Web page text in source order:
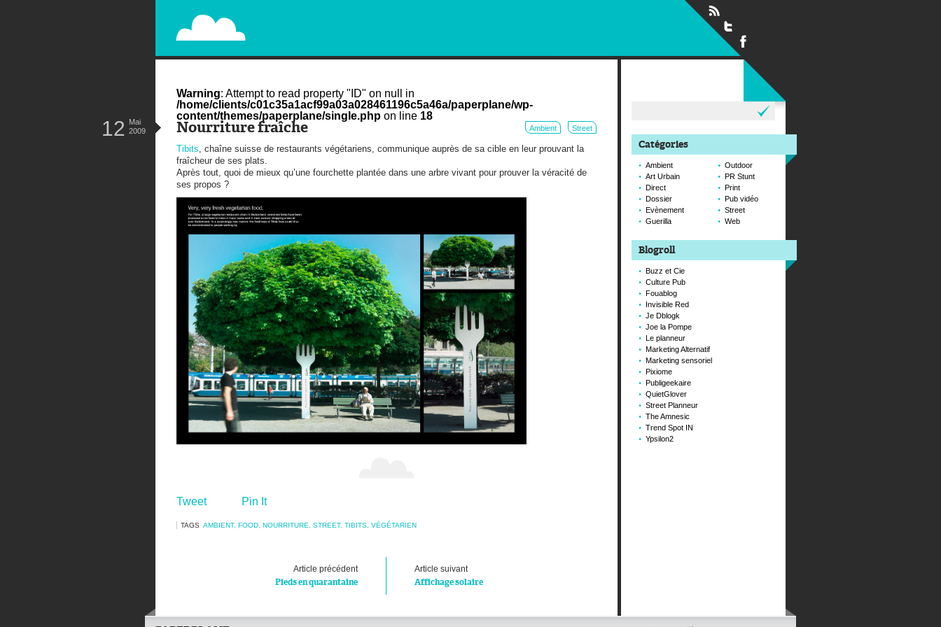
PAPERPLANE
STREET, AMBIENT, GUÉRILLA MARKETING AND OUT OF HOME
Warning: Attempt to read property "ID" on null in
/home/clients/c01c35a1acf99a03a028461196c5a46a/paperplane/wp-
content/themes/paperplane/single.php on line 18
Nourriture fraîche Ambient Street
12 Mai
2009
Tibits , chaîne suisse de restaurants végétariens, communique auprès de sa cible en leur prouvant la
fraîcheur de ses plats.
Après tout, quoi de mieux qu’une fourchette plantée dans une arbre vivant pour prouver la véracité de
ses propos ?
Tweet Pin It
TAGS AMBIENT, FOOD NOURRITURE STREET, TIBITS VÉGÉTARIEN
Article précédent
Pieds en quarantaine
Article suivant
Affichage solaire
Catégories
Ambient
Art Urbain
Direct
Dossier
Evènement
Guerilla
Outdoor
PR Stunt
Print
Pub vidéo
Street
Web
Blogroll
Buzz et Cie
Culture Pub
Fouablog
Invisible Red
Je Dblogk
Joe la Pompe
Le planneur
Marketing Alternatif
Marketing sensoriel
Pixiome
Publigeekaire
QuietGlover
Street Planneur
The Amnesic
Trend Spot IN
Ypsilon2